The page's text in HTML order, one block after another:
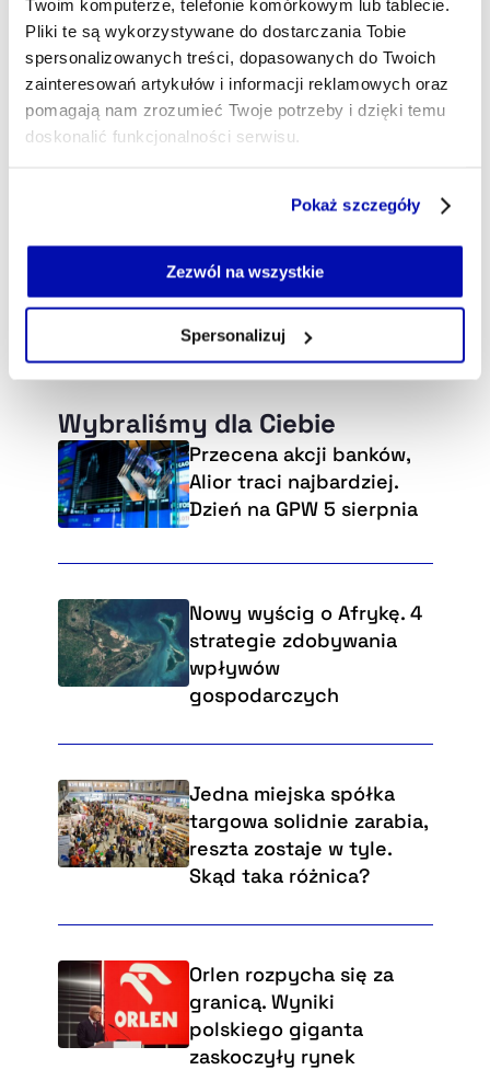
Twoim komputerze, telefonie komórkowym lub tablecie.
Pliki te są wykorzystywane do dostarczania Tobie
spersonalizowanych treści, dopasowanych do Twoich
zainteresowań artykułów i informacji reklamowych oraz
pomagają nam zrozumieć Twoje potrzeby i dzięki temu
doskonalić funkcjonalności serwisu.
Jeżeli nie wyrażasz zgody na zapisywanie plików cookie,
możesz łatwo zarządzać swoimi uprawnieniami, np. we
własnej przeglądarce internetowej lub po wybraniu opcji
Pokaż szczegóły
Zezwól na wszystkie
Spersonalizuj
Wybraliśmy dla Ciebie
Przecena akcji banków,
Alior traci najbardziej.
Dzień na GPW 5 sierpnia
Nowy wyścig o Afrykę. 4
strategie zdobywania
wpływów
gospodarczych
Jedna miejska spółka
targowa solidnie zarabia,
reszta zostaje w tyle.
Skąd taka różnica?
Orlen rozpycha się za
granicą. Wyniki
polskiego giganta
zaskoczyły rynek